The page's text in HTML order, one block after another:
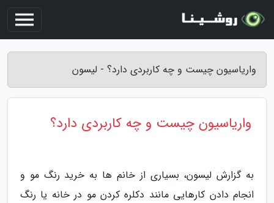
واریاسیون چیست و چه کاربردی دارد؟ - لیسون
واریاسیون چیست و چه کاربردی دارد؟
به گزارش لیسون، بسیاری از خانم ها به خرید رنگ مو و
انجام دادن کارهایی مانند دکلره کردن مو در خانه یا رنگ